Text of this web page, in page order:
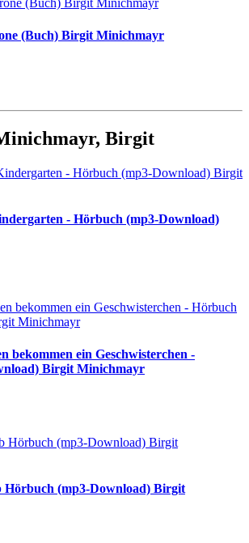
(Buch) Birgit Minichmayr
Birgit
- Hörbuch (mp3-Download)
bekommen ein Geschwisterchen -
Birgit Minichmayr
Hörbuch (mp3-Download) Birgit